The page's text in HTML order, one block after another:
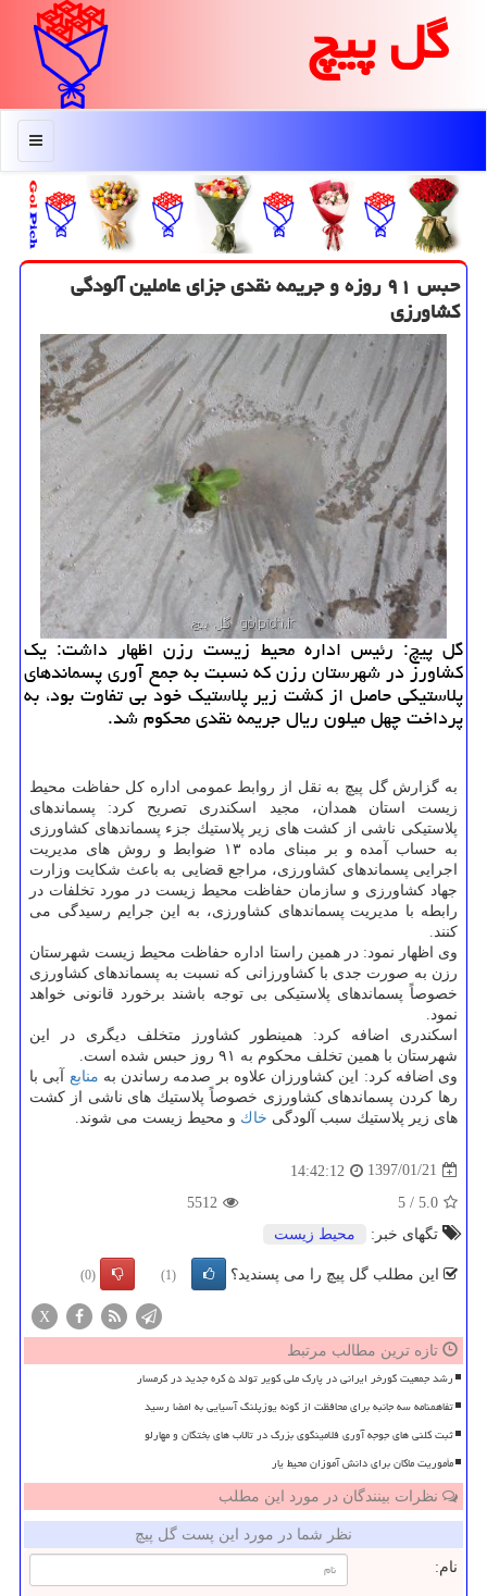
گل پیچ
منو
حبس ۹۱ روزه و جریمه نقدی جزای عاملین آلودگی
كشاورزی
گل پیچ: رئیس اداره محیط زیست رزن اظهار داشت: یك
كشاورز در شهرستان رزن كه نسبت به جمع آوری پسماندهای
پلاستیكی حاصل از كشت زیر پلاستیك خود بی تفاوت بود، به
پرداخت چهل میلون ریال جریمه نقدی محكوم شد.
به گزارش گل پیچ به نقل از روابط عمومی اداره كل حفاظت محیط
زیست استان همدان، مجید اسكندری تصریح كرد: پسماندهای
پلاستیكی ناشی از كشت های زیر پلاستیك جزء پسماندهای كشاورزی
به حساب آمده و بر مبنای ماده ۱۳ ضوابط و روش های مدیریت
اجرایی پسماندهای كشاورزی، مراجع قضایی به باعث شكایت وزارت
جهاد كشاورزی و سازمان حفاظت محیط زیست در مورد تخلفات در
رابطه با مدیریت پسماندهای كشاورزی، به این جرایم رسیدگی می
كنند.
وی اظهار نمود: در همین راستا اداره حفاظت محیط زیست شهرستان
رزن به صورت جدی با كشاورزانی كه نسبت به پسماندهای كشاورزی
خصوصاً پسماندهای پلاستیكی بی توجه باشند برخورد قانونی خواهد
نمود.
اسكندری اضافه كرد: همینطور كشاورز متخلف دیگری در این
شهرستان با همین تخلف محكوم به ۹۱ روز حبس شده است.
وی اضافه كرد: این كشاورزان علاوه بر صدمه رساندن به منابع آبی با
رها كردن پسماندهای كشاورزی خصوصاً پلاستیك های ناشی از كشت
های زیر پلاستیك سبب آلودگی خاك و محیط زیست می شوند.
1397/01/21
14:42:12
5.0
/
5
5512
تگهای خبر:
محیط زیست
این مطلب گل پیچ را می پسندید؟ (1)
(0)
X
تازه ترین مطالب مرتبط
رشد جمعیت گورخر ایرانی در پارک ملی کویر تولد ۵ کره جدید در گرمسار
تفاهمنامه سه جانبه برای محافظت از گونه یوزپلنگ آسیایی به امضا رسید
ثبت کلنی های جوجه آوری فلامینگوی بزرگ در تالاب های بختگان و مهارلو
مأموریت ماکان برای دانش آموزان محیط یار
نظرات بینندگان در مورد این مطلب
نظر شما در مورد این پست گل پیچ
نام: